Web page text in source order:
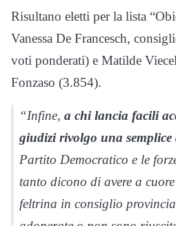
Risultano eletti per la lista
Vanessa De Francesch,
voti ponderati) e Matilde
Fonzaso (3.854).
“Infine, a chi lancia facili
giudizi rivolgo una semplice
Partito Democratico e le
tanto dicono di avere a
feltrina in consiglio